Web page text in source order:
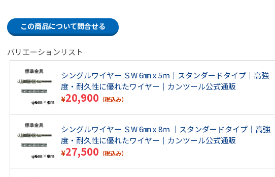
この商品について問合せる
バリエーションリスト
シングルワイヤー ＳW 6㎜ｘ5ｍ｜スタンダードタイプ｜高強
度・耐久性に優れたワイヤー｜カンツール公式通販
¥20,900 （税込み）
シングルワイヤー ＳW 6㎜ｘ8ｍ ｜スタンダードタイプ｜高強
度・耐久性に優れたワイヤー｜カンツール公式通販
¥27,500 （税込み）